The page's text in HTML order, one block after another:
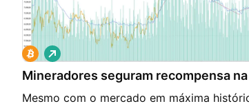
Mineradores seguram recompensa na
Mesmo com o mercado em máxima
V
i
é
d